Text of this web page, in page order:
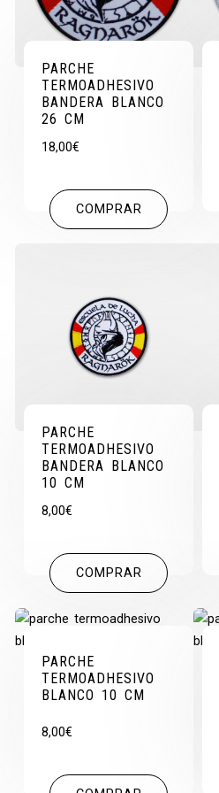
PARCHE
TERMOADHESIVO
BANDERA BLANCO
26 CM
18,00€
COMPRAR
PARCHE
TERMOADHESIVO
BANDERA BLANCO
10 CM
8,00€
COMPRAR
PARCHE
TERMOADHESIVO
BLANCO 10 CM
8,00€